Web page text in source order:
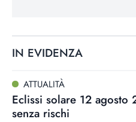
IN EVIDENZA
ATTUALITÀ
Eclissi solare 12
senza rischi